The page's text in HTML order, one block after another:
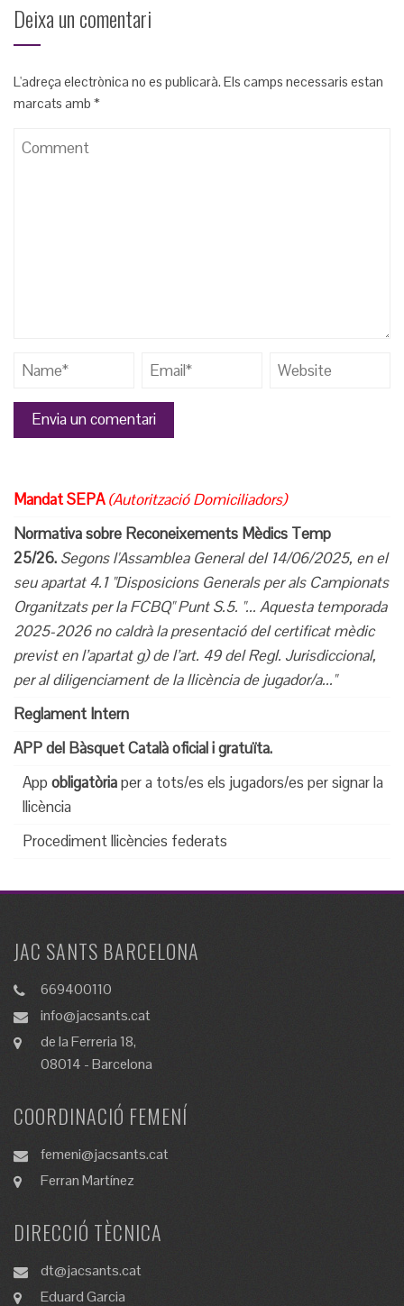
Deixa un comentari
L'adreça electrònica no es publicarà. Els camps necessaris estan
marcats amb *
Mandat SEPA (Autorització Domiciliadors)
Normativa sobre Reconeixements Mèdics Temp
25/26. Segons l'Assamblea General del 14/06/2025, en el
seu apartat 4.1 "Disposicions Generals per als Campionats
Organitzats per la FCBQ" Punt S.5. "... Aquesta temporada
2025-2026 no caldrà la presentació del certificat mèdic
previst en l’apartat g) de l’art. 49del Regl. Jurisdiccional,
per al diligenciament de la llicència de jugador/a..."
Reglament Intern
APP del Bàsquet Català oficial i gratuïta.
App obligatòriaper a tots/es els jugadors/es per signar la
llicència
Procediment llicències federats
JAC SANTS BARCELONA
669400110
info@jacsants.cat
de la Ferreria 18,
08014 - Barcelona
COORDINACIÓ FEMENÍ
femeni@jacsants.cat
Ferran Martínez
DIRECCIÓ TÈCNICA
dt@jacsants.cat
Eduard Garcia